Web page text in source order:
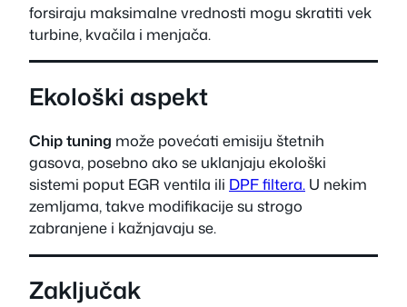
forsiraju maksimalne vrednosti mogu skratiti vek
turbine, kvačila i menjača.
Ekološki aspekt
Chip tuning može povećati emisiju štetnih
gasova, posebno ako se uklanjaju ekološki
sistemi poput EGR ventila ili DPF filtera. U nekim
zemljama, takve modifikacije su strogo
zabranjene i kažnjavaju se.
Zaključak